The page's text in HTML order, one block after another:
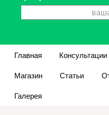
Главная Консультации
Магазин
Статьи
Галерея